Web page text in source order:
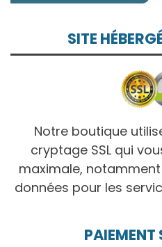
SITE
Notre boutique
cryptage SSL qui
maximale,
données pour les
PAIEMENT